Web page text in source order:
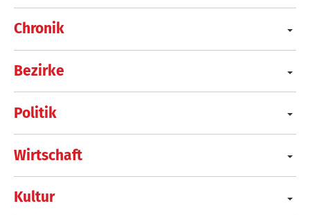
Chronik
Bezirke
Politik
Wirtschaft
Kultur